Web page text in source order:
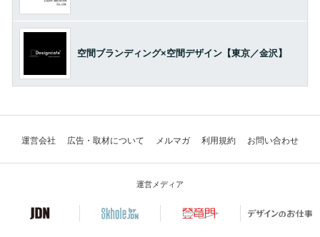
空間ブランディング×空間デザイン【東京／金沢】
運営会社 広告・取材について メルマガ 利用規約 お問い合わせ
運営メディア